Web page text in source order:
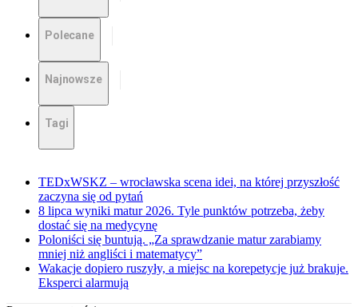
Polecane
Najnowsze
Tagi
TEDxWSKZ – wrocławska scena idei, na której przyszłość
zaczyna się od pytań
8 lipca wyniki matur 2026. Tyle punktów potrzeba, żeby
dostać się na medycynę
Poloniści się buntują. „Za sprawdzanie matur zarabiamy
mniej niż angliści i matematycy”
Wakacje dopiero ruszyły, a miejsc na korepetycje już brakuje.
Eksperci alarmują